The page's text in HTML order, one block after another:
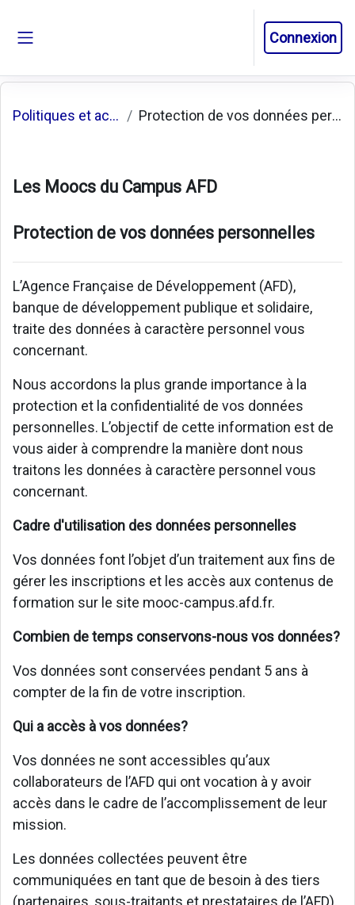
Connexion
Politiques et accords Protection de vos données personnelles
Les Moocs du Campus AFD
Protection de vos données personnelles
L’Agence Française de Développement (AFD),
banque de développement publique et solidaire,
traite des données à caractère personnel vous
concernant.
Nous accordons la plus grande importance à la
protection et la confidentialité de vos données
personnelles. L’objectif de cette information est de
vous aider à comprendre la manière dont nous
traitons les données à caractère personnel vous
concernant.
Cadre d'utilisation des données personnelles
Vos données font l’objet d’un traitement aux fins de
gérer les inscriptions et les accès aux contenus de
formation sur le site mooc-campus.afd.fr.
Combien de temps conservons-nous vos données?
Vos données sont conservées pendant 5 ans à
compter de la fin de votre inscription.
Qui a accès à vos données?
Vos données ne sont accessibles qu’aux
collaborateurs de l’AFD qui ont vocation à y avoir
accès dans le cadre de l’accomplissement de leur
mission.
Les données collectées peuvent être
communiquées en tant que de besoin à des tiers
(partenaires, sous-traitants et prestataires de l’AFD).